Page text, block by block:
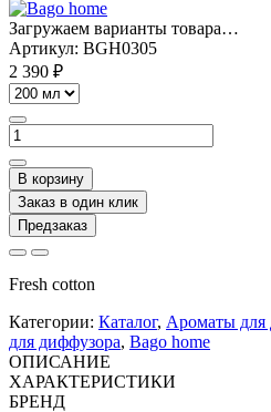
Загружаем варианты товара…
Артикул: BGH0305
2 390 ₽
В корзину
Заказ в один клик
Предзаказ
Fresh cotton
Категории: Каталог, Ароматы для
для диффузора, Bago home
ОПИСАНИЕ
ХАРАКТЕРИСТИКИ
БРЕНД